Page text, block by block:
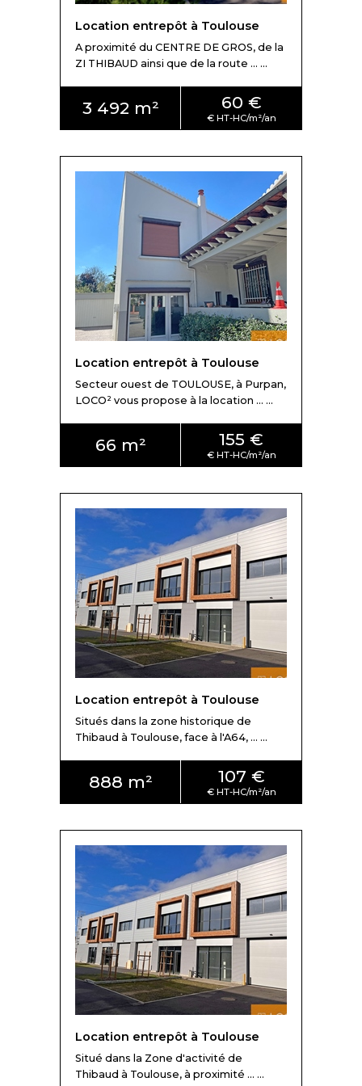
Location entrepôt à Toulouse
A proximité du CENTRE DE GROS, de la
ZI THIBAUD ainsi que de la route ... ...
3 492 m² 60 €
Location entrepôt à Toulouse
Secteur ouest de TOULOUSE, à Purpan,
LOCO² vous propose à la location ... ...
66 m² 155 €
Location entrepôt à Toulouse
Situés dans la zone historique de
Thibaud à Toulouse, face à l'A64, ... ...
888 m² 107 €
Location entrepôt à Toulouse
Situé dans la Zone d'activité de
Thibaud à Toulouse, à proximité ... ...